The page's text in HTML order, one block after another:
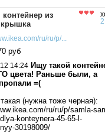
из
ru/ru/p/...
руб
14:24 Ищу такой
цвета! Раньше были, а
=(
(нужна тоже черная):
ru/ru/p/samla-
konteynera-45-65-l-
30198009/